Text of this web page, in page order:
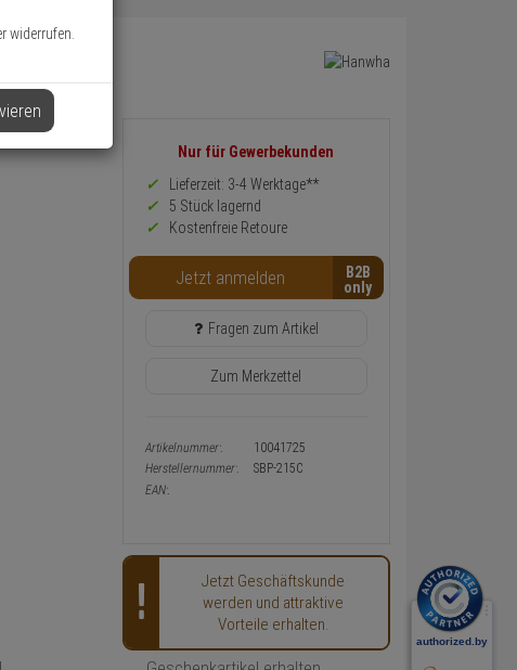
Informationen
Preis,
Verfügbakeit
und
oder
Konfigurieren-
Button
Nur für Gewerbekunden
Lieferzeit: 3-4 Werktage**
5 Stück lagernd
Kostenfreie Retoure
Jetzt anmelden B2B
Fragen zum Artikel
Zum Merkzettel
Artikelnummer:
10041725
Herstellernummer:
SBP-215C
EAN:
Jetzt Geschäftskunde
werden und attraktive
Vorteile erhalten.
widerrufen.